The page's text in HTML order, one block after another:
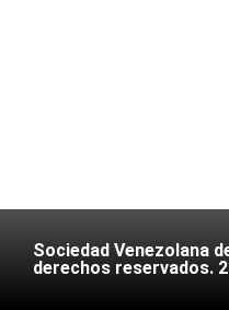
Sociedad Venezolana
derechos reservados.